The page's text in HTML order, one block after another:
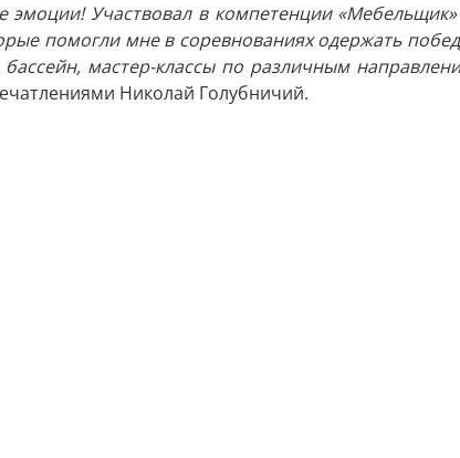
Участвовал в компетенции
помогли мне в соревнованиях одержать
бассейн, мастер-классы по различным
Николай Голубничий.